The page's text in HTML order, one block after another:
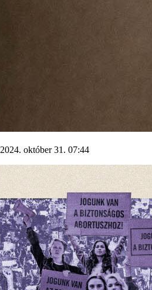
2024. október 31. 07:44